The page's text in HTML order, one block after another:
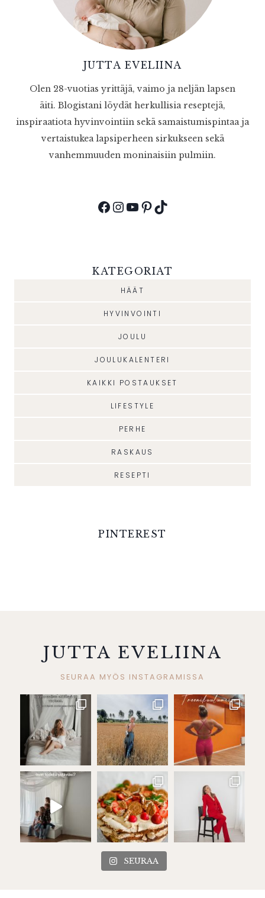
JUTTA EVELIINA
Olen 28-vuotias yrittäjä, vaimo ja neljän lapsen
äiti. Blogistani löydät herkullisia reseptejä,
inspiraatiota hyvinvointiin sekä samaistumispintaa ja
vertaistukea lapsiperheen sirkukseen sekä
vanhemmuuden moninaisiin pulmiin.
Facebook
Instagram
YouTube
Pinterest
TikTok
KATEGORIAT
HÄÄT
HYVINVOINTI
JOULU
JOULUKALENTERI
KAIKKI POSTAUKSET
LIFESTYLE
PERHE
RASKAUS
RESEPTI
PINTEREST
JUTTA EVELIINA
SEURAA MYÖS INSTAGRAMISSA
SEURAA